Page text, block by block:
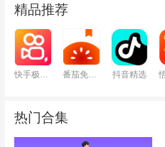
精品推荐
快手极速版 番茄免费小说 抖音精选
热门合集